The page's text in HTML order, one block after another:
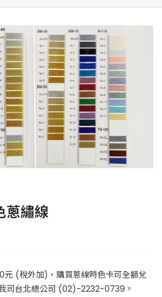
蔥繡線
元 (稅外加)，購買蔥線時色卡可全額兌
司台北總公司 (02)-2232-0739。